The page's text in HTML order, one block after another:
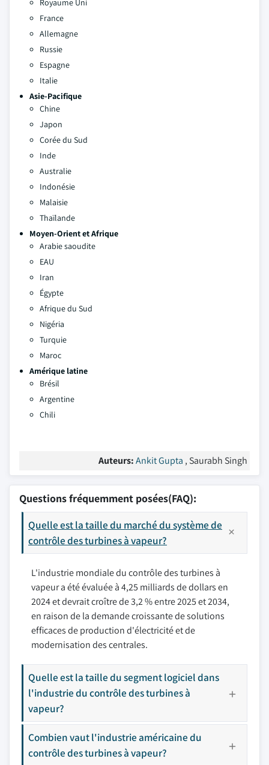
Royaume Uni
France
Allemagne
Russie
Espagne
Italie
Asie-Pacifique
Chine
Japon
Corée du Sud
Inde
Australie
Indonésie
Malaisie
Thaïlande
Moyen-Orient et Afrique
Arabie saoudite
EAU
Iran
Égypte
Afrique du Sud
Nigéria
Turquie
Maroc
Amérique latine
Brésil
Argentine
Chili
Auteurs:Ankit Gupta , Saurabh Singh
Questions fréquemment posées(FAQ):
Quelle est la taille du marché du système de
contrôle des turbines à vapeur?
L'industrie mondiale du contrôle des turbines à
vapeur a été évaluée à 4,25 milliards de dollars en
2024 et devrait croître de 3,2 % entre 2025 et 2034,
en raison de la demande croissante de solutions
efficaces de production d'électricité et de
modernisation des centrales.
Quelle est la taille du segment logiciel dans
l'industrie du contrôle des turbines à
vapeur?
Combien vaut l'industrie américaine du
contrôle des turbines à vapeur?